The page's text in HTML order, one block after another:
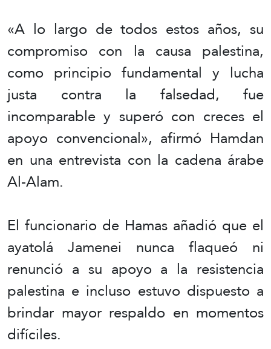
«A lo largo de todos estos años, su
compromiso con la causa palestina,
como principio fundamental y lucha
justa contra la falsedad, fue
incomparable y superó con creces el
apoyo convencional», afirmó Hamdan
en una entrevista con la cadena árabe
Al-Alam.
El funcionario de Hamas añadió que el
ayatolá Jamenei nunca flaqueó ni
renunció a su apoyo a la resistencia
palestina e incluso estuvo dispuesto a
brindar mayor respaldo en momentos
difíciles.